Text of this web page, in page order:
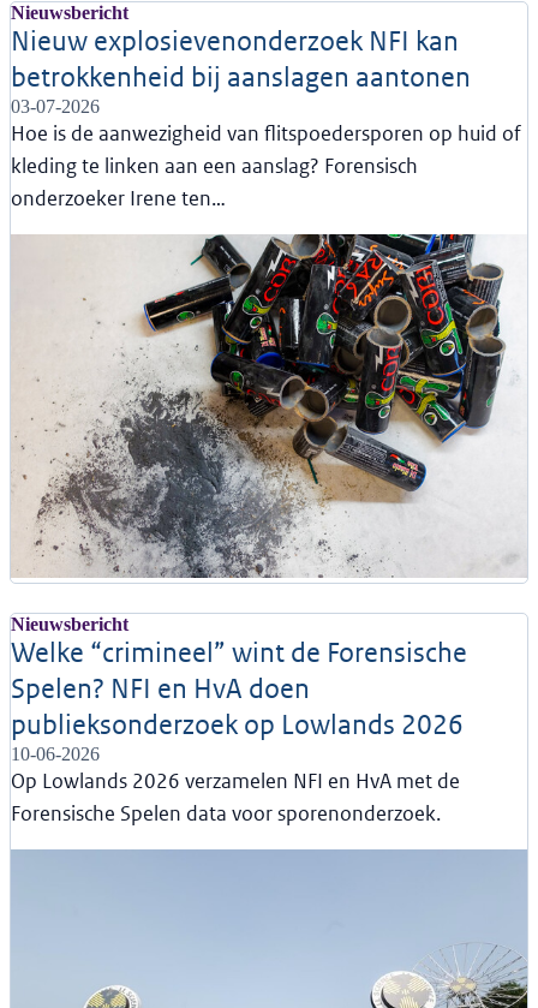
Nieuwsbericht
Nieuw explosievenonderzoek NFI kan
betrokkenheid bij aanslagen aantonen
03-07-2026
Hoe is de aanwezigheid van flitspoedersporen op huid of
kleding te linken aan een aanslag? Forensisch
onderzoeker Irene ten…
Nieuwsbericht
Welke “crimineel” wint de Forensische
Spelen? NFI en HvA doen
publieksonderzoek op Lowlands 2026
10-06-2026
Op Lowlands 2026 verzamelen NFI en HvA met de
Forensische Spelen data voor sporenonderzoek.